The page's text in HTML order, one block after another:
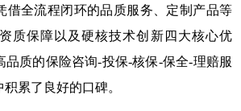
借全流程闭环的品质服务、定制产品等
质保障以及硬核技术创新四大核心优
品质的保险咨询-投保-核保-保全-理赔服
累了良好的口碑。